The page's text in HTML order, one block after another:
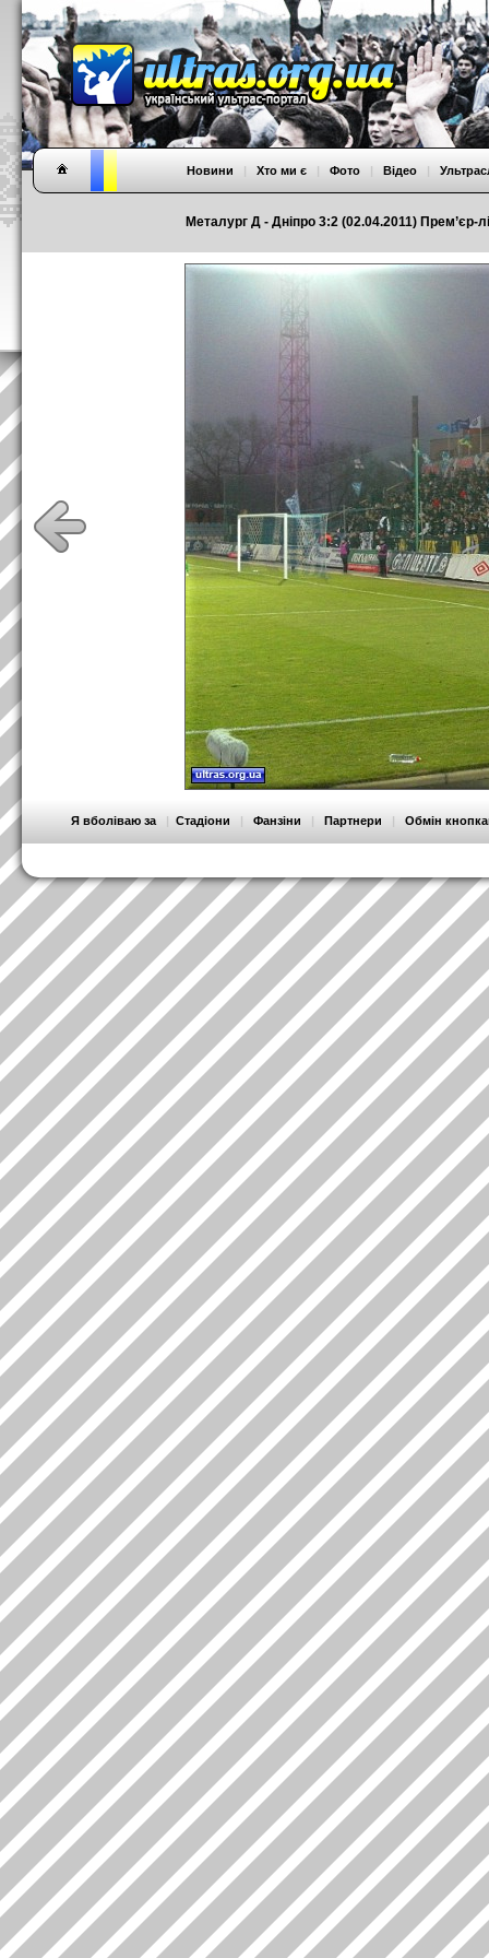
Металург Д - Дніпро 3:2 (02.04.2011) Прем’єр-
Новини | Хто ми є | Фото | Відео |
Я вболіваю за | Стадіони | Фанзіни | Партнери | Обмін